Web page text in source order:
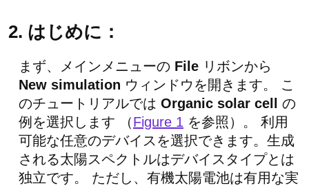
2. はじめに：
まず、メインメニューの File リボンから
New simulation ウィンドウを開きます。 こ
のチュートリアルでは Organic solar cell
の
例を選択します （Figure 1 を参照）。 利用
可能な任意のデバイスを選択できます。生成
される太陽スペクトルはデバイスタイプとは
独立です。 ただし、有機太陽電池は有用な実